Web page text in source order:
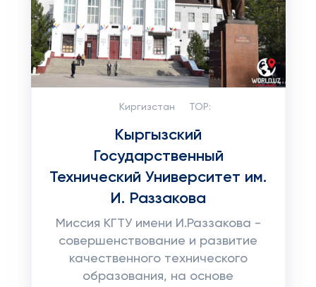
Киргизстан TOP:
Кыргызский
Государственный
Технический Университет им.
И. Раззакова
Миссия КГТУ имени И.Раззакова -
совершенствование и развитие
качественного технического
образования, на основе